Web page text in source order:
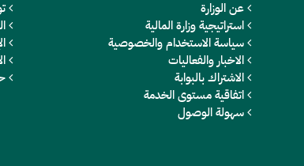
عن الوزارة
استراتيجية وزارة المالية
سياسة الاستخدام والخصوصية
الاخبار والفعاليات
الاشتراك بالبوابة
اتفاقية مستوى الخدمة
سهولة الوصول